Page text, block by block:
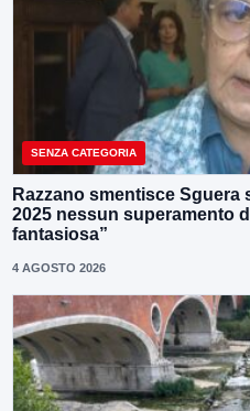
SENZA CATEGORIA
Razzano smentisce Sguera
2025 nessun superamento
fantasiosa”
4 AGOSTO 2026